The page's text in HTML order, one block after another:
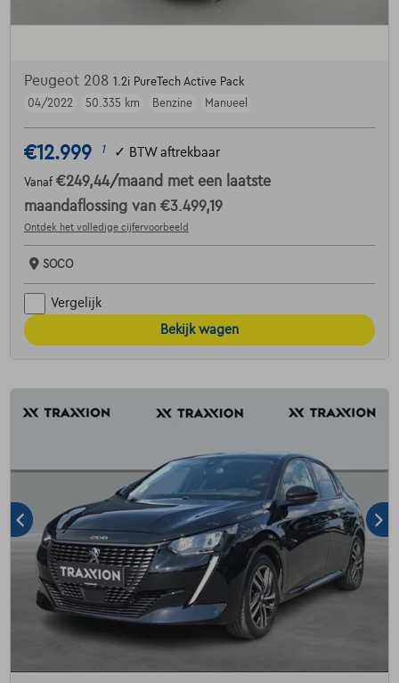
Peugeot 208 1.2i PureTech Active Pack
04/2022
50.335 km Benzine Manueel
€12.999 1 ✓ BTW aftrekbaar
Vanaf €249,44/maand met een laatste
maandaflossing van €3.499,19
Ontdek het volledige cijfervoorbeeld
SOCO
Vergelijk
Bekijk wagen